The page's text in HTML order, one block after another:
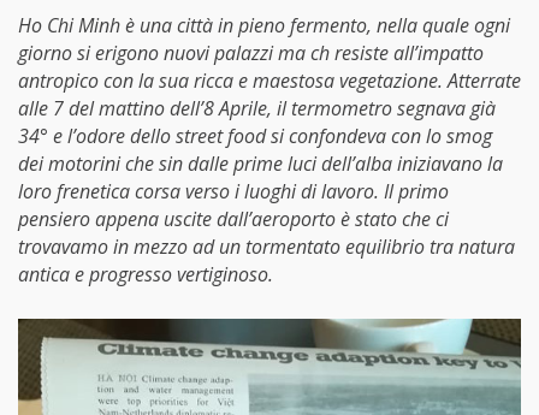
Ho Chi Minh è una città in pieno fermento, nella quale ogni
giorno si erigono nuovi palazzi ma ch resiste all’impatto
antropico con la sua ricca e maestosa vegetazione. Atterrate
alle 7 del mattino dell’8 Aprile, il termometro segnava già
34° e l’odore dello street food si confondeva con lo smog
dei motorini che sin dalle prime luci dell’alba iniziavano la
loro frenetica corsa verso i luoghi di lavoro. Il primo
pensiero appena uscite dall’aeroporto è stato che ci
trovavamo in mezzo ad un tormentato equilibrio tra natura
antica e progresso vertiginoso.